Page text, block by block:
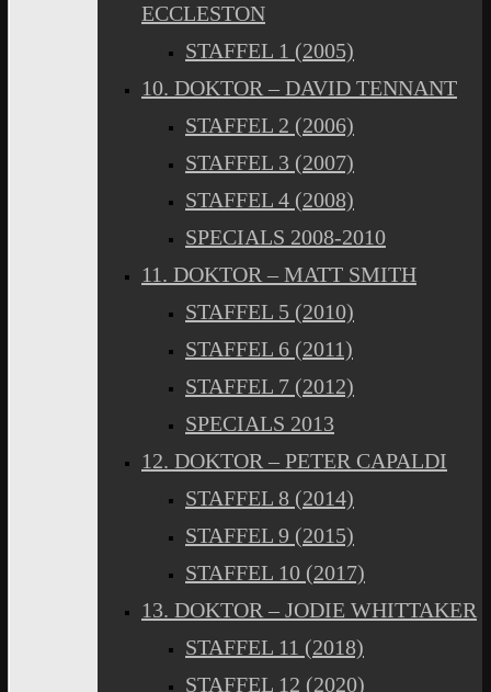
ECCLESTON
STAFFEL 1 (2005)
10. DOKTOR – DAVID TENNANT
STAFFEL 2 (2006)
STAFFEL 3 (2007)
STAFFEL 4 (2008)
SPECIALS 2008-2010
11. DOKTOR – MATT SMITH
STAFFEL 5 (2010)
STAFFEL 6 (2011)
STAFFEL 7 (2012)
SPECIALS 2013
12. DOKTOR – PETER CAPALDI
STAFFEL 8 (2014)
STAFFEL 9 (2015)
STAFFEL 10 (2017)
13. DOKTOR – JODIE WHITTAKER
STAFFEL 11 (2018)
STAFFEL 12 (2020)